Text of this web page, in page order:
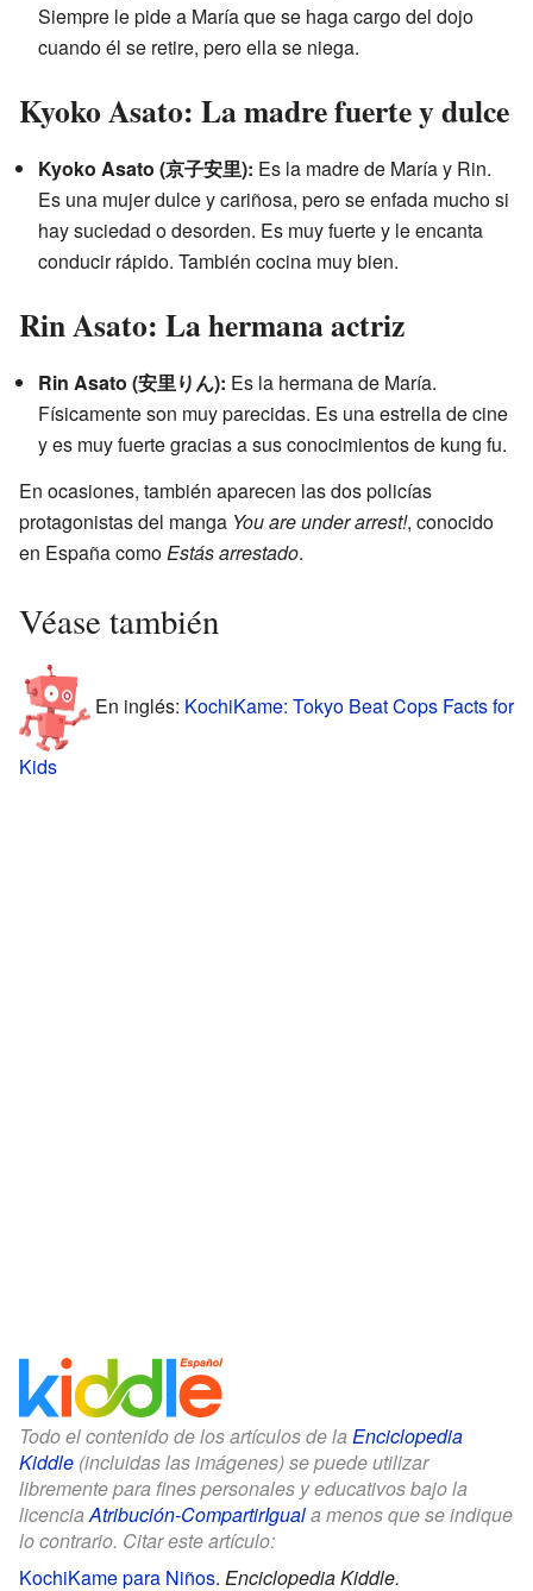
Siempre le pide a María que se haga cargo del dojo
cuando él se retire, pero ella se niega.
Kyoko Asato: La madre fuerte y dulce
Kyoko Asato (京子安里): Es la madre de María y Rin.
Es una mujer dulce y cariñosa, pero se enfada mucho si
hay suciedad o desorden. Es muy fuerte y le encanta
conducir rápido. También cocina muy bien.
Rin Asato: La hermana actriz
Rin Asato (安里りん): Es la hermana de María.
Físicamente son muy parecidas. Es una estrella de cine
y es muy fuerte gracias a sus conocimientos de kung fu.
En ocasiones, también aparecen las dos policías
protagonistas del manga You are under arrest!, conocido
en España comoEstás arrestado.
Véase también
En inglés: KochiKame: Tokyo Beat Cops Facts for
Kids
Todo el contenido de los artículos de la Enciclopedia
Kiddle (incluidas las imágenes) se puede utilizar
libremente para fines personales y educativos bajo la
licenciaAtribución-CompartirIguala menos que se indique
lo contrario. Citar este artículo:
KochiKame para Niños. Enciclopedia Kiddle.